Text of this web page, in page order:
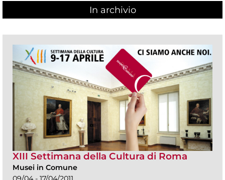
In archivio
XIII Settimana della Cultura di Roma
Musei in Comune